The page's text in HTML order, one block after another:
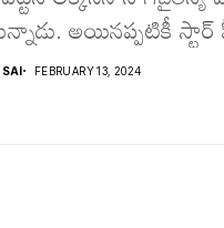
అయినప్పటికీ
ప్రేక్షకులు...
SAI FEBRUARY 13, 2024